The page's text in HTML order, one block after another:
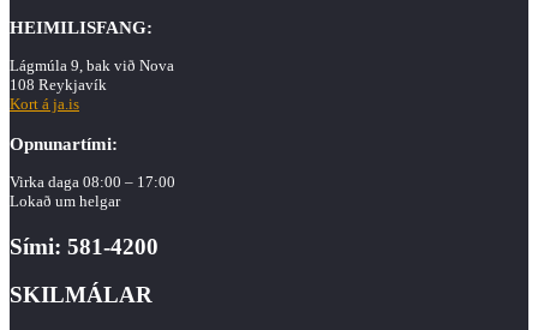
HEIMILISFANG:
Lágmúla 9, bak við Nova
108 Reykjavík
Kort á ja.is
Opnunartími:
Virka daga 08:00 – 17:00
Lokað um helgar
Sími: 581-4200
SKILMÁLAR